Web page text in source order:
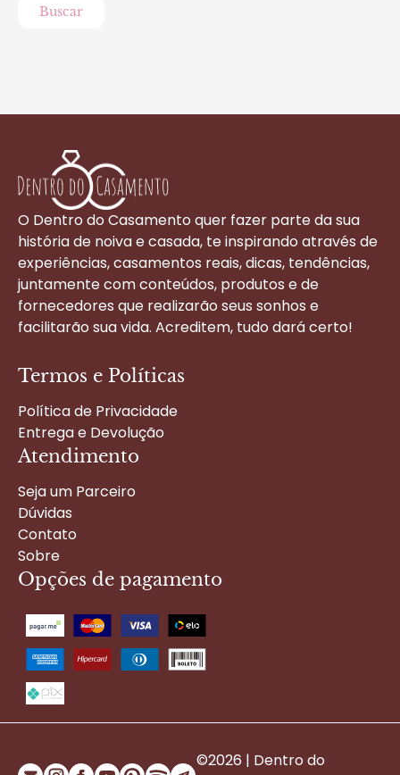
Buscar
O Dentro do Casamento quer fazer parte da sua
história de noiva e casada, te inspirando através de
experiências, casamentos reais, dicas, tendências,
juntamente com conteúdos, produtos e de
fornecedores que realizarão seus sonhos e
facilitarão sua vida. Acreditem, tudo dará certo!
Termos e Políticas
Política de Privacidade
Entrega e Devolução
Atendimento
Seja um Parceiro
Dúvidas
Contato
Sobre
Opções de pagamento
©2026 | Dentro do